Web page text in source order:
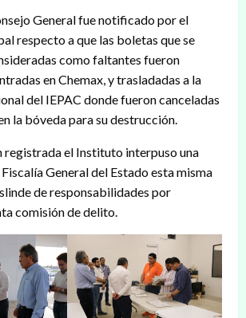
General fue notificado por el
respecto a que las boletas que se
como faltantes fueron
en Chemax, y trasladadas a la
del IEPAC donde fueron canceladas
la bóveda para su destrucción.
registrada el Instituto interpuso una
General del Estado esta misma
de responsabilidades por
comisión de delito.